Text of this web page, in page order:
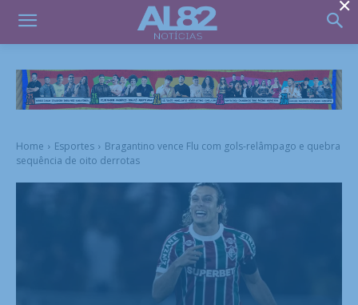
Home Esportes
Bragantino vence Flu com gols-relâmpago e quebra
sequência de oito derrotas